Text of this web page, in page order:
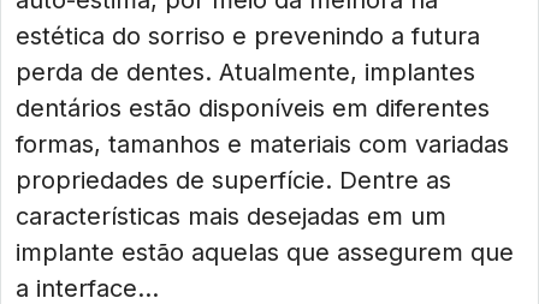
estética do sorriso e prevenindo a futura
perda de dentes. Atualmente, implantes
dentários estão disponíveis em diferentes
formas, tamanhos e materiais com variadas
propriedades de superfície. Dentre as
características mais desejadas em um
implante estão aquelas que assegurem que
a interface...